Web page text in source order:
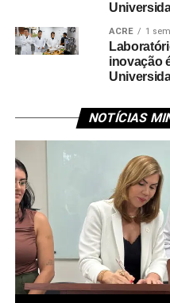
ACRE 1
inovação
NOTÍCIAS